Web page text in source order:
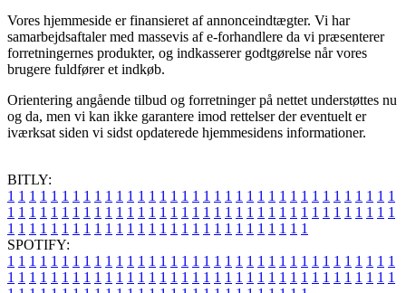
Vores hjemmeside er finansieret af annonceindtægter. Vi har
samarbejdsaftaler med massevis af e-forhandlere da vi præsenterer
forretningernes produkter, og indkasserer godtgørelse når vores
brugere fuldfører et indkøb.
Orientering angående tilbud og forretninger på nettet understøttes nu
og da, men vi kan ikke garantere imod rettelser der eventuelt er
iværksat siden vi sidst opdaterede hjemmesidens informationer.
BITLY:
1 1 1 1 1 1 1 1 1 1 1 1 1 1 1 1 1 1 1 1 1 1 1 1 1 1 1 1 1 1 1 1 1 1 1 1
1 1 1 1 1 1 1 1 1 1 1 1 1 1 1 1 1 1 1 1 1 1 1 1 1 1 1 1 1 1 1 1 1 1 1 1
1 1 1 1 1 1 1 1 1 1 1 1 1 1 1 1 1 1 1 1 1 1 1 1 1 1 1 1
SPOTIFY:
1 1 1 1 1 1 1 1 1 1 1 1 1 1 1 1 1 1 1 1 1 1 1 1 1 1 1 1 1 1 1 1 1 1 1 1
1 1 1 1 1 1 1 1 1 1 1 1 1 1 1 1 1 1 1 1 1 1 1 1 1 1 1 1 1 1 1 1 1 1 1 1